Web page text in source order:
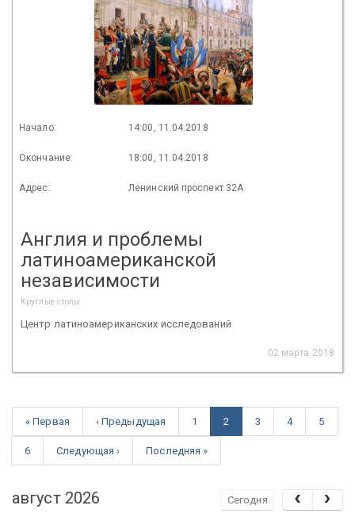
Начало: 14:00, 11.04.2018
Окончание: 18:00, 11.04.2018
Адрес: Ленинский проспект 32А
Англия и проблемы
латиноамериканской
независимости
Круглые столы
Центр латиноамериканских исследований
02 марта 2018
« Первая ‹ Предыдущая 1 2 3 4 5
6 Следующая › Последняя »
август 2026 Сегодня